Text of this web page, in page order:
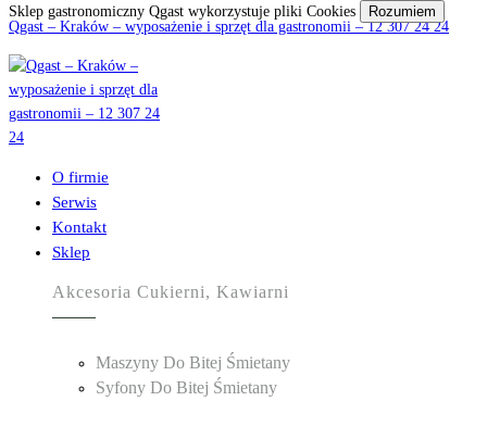
Qgast – Kraków – wyposażenie i sprzęt dla gastronomii – 12 307 24 24
O firmie
Serwis
Kontakt
Sklep
Akcesoria Cukierni, Kawiarni
Maszyny Do Bitej Śmietany
Syfony Do Bitej Śmietany
Sklep gastronomiczny Qgast wykorzystuje pliki Cookies Rozumiem